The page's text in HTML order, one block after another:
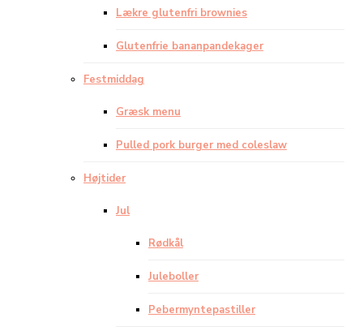
Lækre glutenfri brownies
Glutenfrie bananpandekager
Festmiddag
Græsk menu
Pulled pork burger med coleslaw
Højtider
Jul
Rødkål
Juleboller
Pebermyntepastiller